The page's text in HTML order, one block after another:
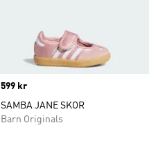
Price
599 kr
SAMBA JANE SKOR
Barn Originals